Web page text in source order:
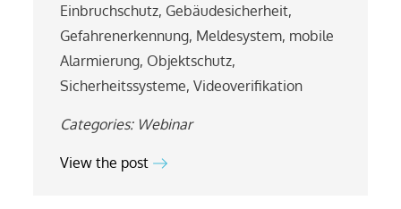
Einbruchschutz, Gebäudesicherheit,
Gefahrenerkennung, Meldesystem, mobile
Alarmierung, Objektschutz,
Sicherheitssysteme,Videoverifikation
Categories: Webinar
View the post